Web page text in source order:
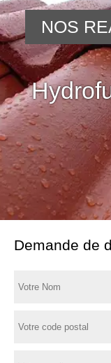
47
NOS
Demande de